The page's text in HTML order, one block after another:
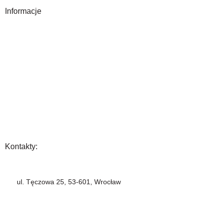
Informacje
Kontakty:
ul. Tęczowa 25, 53-601, Wrocław